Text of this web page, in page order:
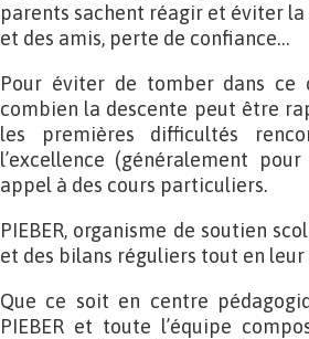
parents sachent réagir et éviter
et des amis, perte de confiance…
Pour éviter de tomber dans
combien la descente peut être
les premières difficultés
l’excellence (généralement
appel à des cours particuliers.
PIEBER, organisme de soutien
et des bilans réguliers tout en
Que ce soit en centre
PIEBER et toute l’équipe